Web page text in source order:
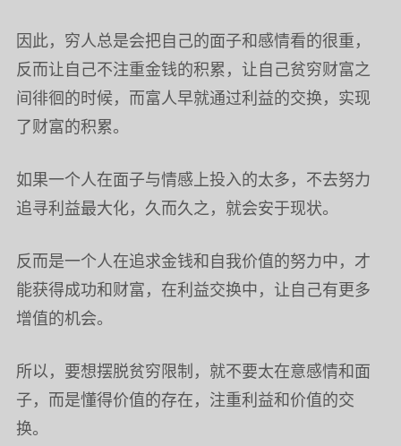
因此，穷人总是会把自己的面子和感情看的很重，
反而让自己不注重金钱的积累，让自己贫穷财富之
间徘徊的时候，而富人早就通过利益的交换，实现
了财富的积累。
如果一个人在面子与情感上投入的太多，不去努力
追寻利益最大化，久而久之，就会安于现状。
反而是一个人在追求金钱和自我价值的努力中，才
能获得成功和财富，在利益交换中，让自己有更多
增值的机会。
所以，要想摆脱贫穷限制，就不要太在意感情和面
子，而是懂得价值的存在，注重利益和价值的交
换。